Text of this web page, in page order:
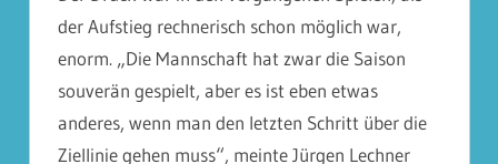
der Aufstieg rechnerisch schon möglich war,
enorm. „Die Mannschaft hat zwar die Saison
souverän gespielt, aber es ist eben etwas
anderes, wenn man den letzten Schritt über die
Ziellinie gehen muss“, meinte Jürgen Lechner